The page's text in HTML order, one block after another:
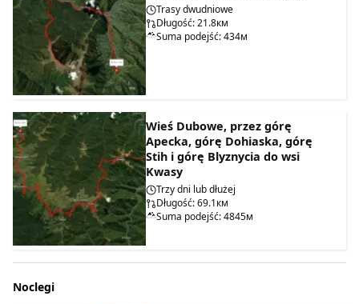
Trasy dwudniowe
Długość: 21.8км
Suma podejść: 434м
Wieś Dubowe, przez górę
Apecka, górę Dohiaska, górę
Stih i górę Blyznycia do wsi
Kwasy
Trzy dni lub dłużej
Długość: 69.1км
Suma podejść: 4845м
Noclegi